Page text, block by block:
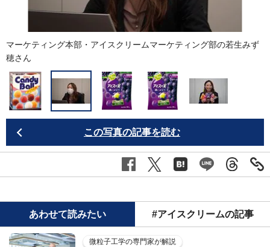
マーケティング本部・アイスクリームマーケティング部の若生みず
穂さん
この写真の記事を読む
あわせて読みたい #アイスクリームの記事
微粒子工学の専門家が解説